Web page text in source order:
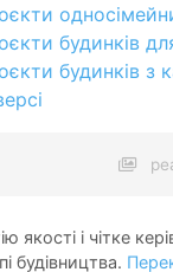
будинків
будинків з
якості і чітке
будівництва.